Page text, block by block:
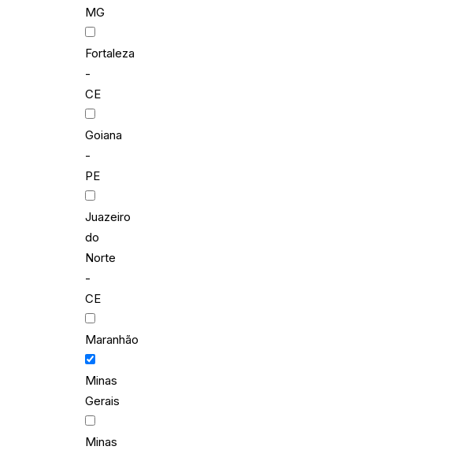
MG
Fortaleza
-
CE
Goiana
-
PE
Juazeiro
do
Norte
-
CE
Maranhão
Minas
Gerais
Minas